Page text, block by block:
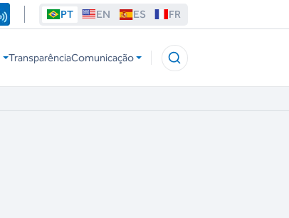
PT EN ES FR
TransparênciaComunicação